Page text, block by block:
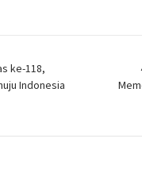
ke-118,
Indonesia